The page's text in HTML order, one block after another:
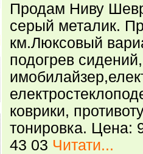
Продам Ниву
серый металик.
км.Люксовый
подогрев сидений,
коврики,
тонировка. Цена:
43 03 Читати...